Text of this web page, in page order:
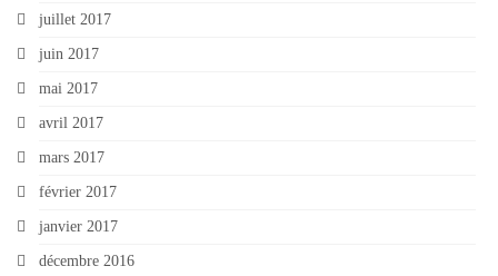
juillet 2017
juin 2017
mai 2017
avril 2017
mars 2017
février 2017
janvier 2017
décembre 2016